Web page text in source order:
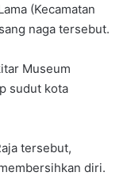
(Kecamatan
naga tersebut.
Museum
sudut kota
tersebut,
diri.